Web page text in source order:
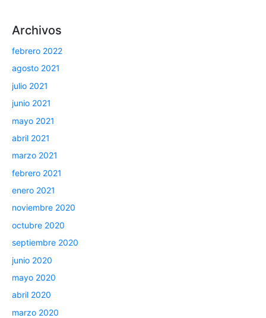
Archivos
febrero 2022
agosto 2021
julio 2021
junio 2021
mayo 2021
abril 2021
marzo 2021
febrero 2021
enero 2021
noviembre 2020
octubre 2020
septiembre 2020
junio 2020
mayo 2020
abril 2020
marzo 2020